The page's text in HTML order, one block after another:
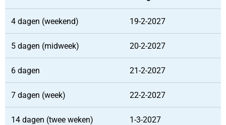
4 dagen (weekend) 19-2-2027
5 dagen (midweek) 20-2-2027
6 dagen 21-2-2027
7 dagen (week) 22-2-2027
14 dagen (twee weken) 1-3-2027